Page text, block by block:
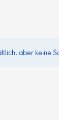
aber keine